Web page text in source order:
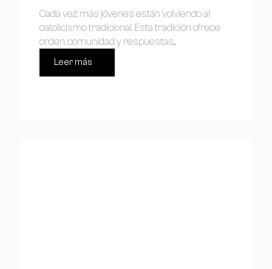
Cada vez más jóvenes están volviendo al
catolicismo tradicional. Esta tradición ofrece
orden, comunidad y respuestas...
Leer más